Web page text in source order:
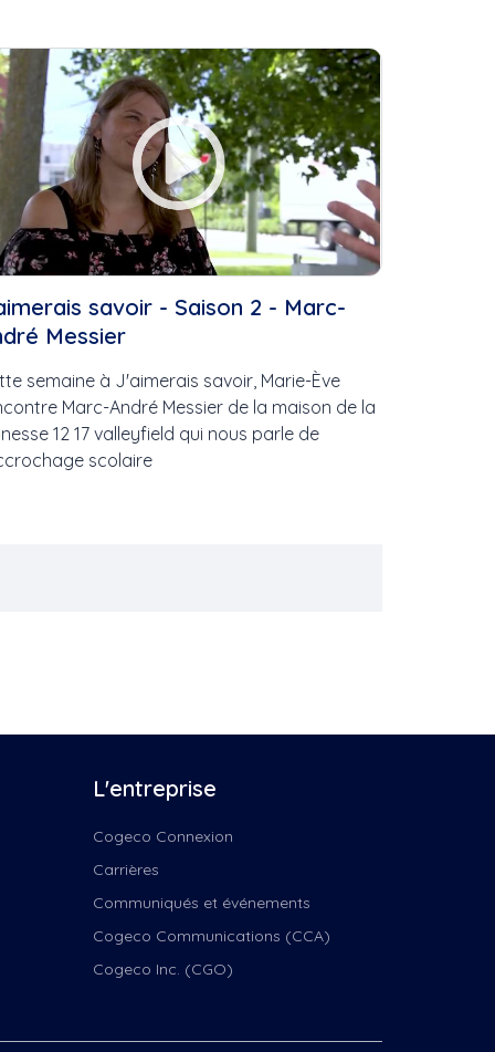
savoir - Saison 2 - Marc-
Messier
semaine à J'aimerais savoir, Marie-Ève
Marc-André Messier de la maison de la
12 17 valleyfield qui nous parle de
scolaire
L'entreprise
Cogeco Connexion
Carrières
Communiqués et événements
Cogeco Communications (CCA)
Cogeco Inc. (CGO)